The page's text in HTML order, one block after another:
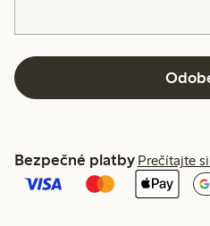
Bezpečné platby Prečítajte